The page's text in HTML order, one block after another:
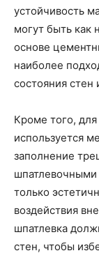
устойчивость
могут быть как
основе
наиболее
состояния стен
Кроме того,
используется
заполнение
только
воздействия
шпатлевка
стен, чтобы